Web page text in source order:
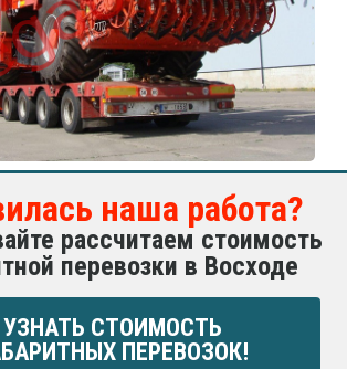
наша работа?
рассчитаем стоимость
перевозки в Восходе
УЗНАТЬ СТОИМОСТЬ
ПЕРЕВОЗОК!